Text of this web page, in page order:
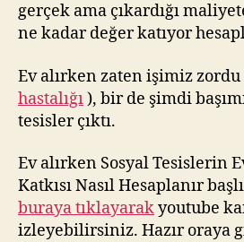
gerçek ama çıkardığı
ne kadar değer katıyor
Ev alırken zaten işimiz zordu
hastalığı), bir de şimdi
tesisler çıktı.
Ev alırken Sosyal Tesislerin
Katkısı Nasıl Hesaplanır
buraya tıklayarakyoutube
izleyebilirsiniz. Hazır oraya